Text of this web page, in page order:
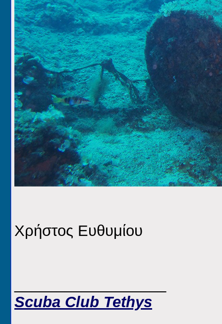
Χρήστος Ευθυμίου
Scuba Club Tethys